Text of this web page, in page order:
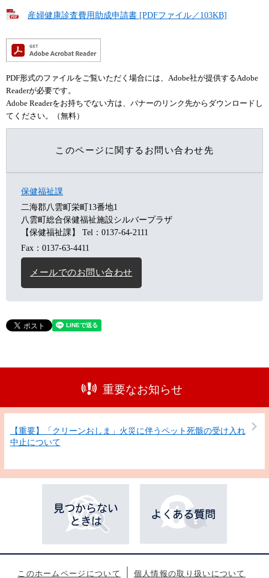
産婦健康診査費用助成申請書 [PDFファイル／103KB]
PDF形式のファイルをご覧いただく場合には、Adobe社が提供するAdobe
Readerが必要です。
Adobe Readerをお持ちでない方は、バナーのリンク先からダウンロードし
てください。（無料）
このページに関するお問い合わせ先
保健福祉課
二海郡八雲町栄町13番地1
八雲町総合保健福祉施設シルバープラザ
【保健福祉課】
Tel：0137-64-2111
Fax：0137-63-4411
メールでのお問い合わせ
重要なお知らせ
【重要】「クリーンおしま」火災に伴うペット死骸の受け入れ
中止について
このホームページについて 個人情報の取り扱いについて